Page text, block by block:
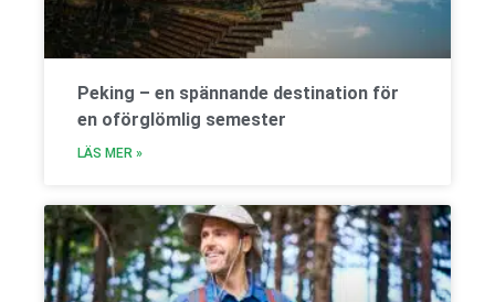
Peking – en spännande destination för
en oförglömlig semester
LÄS MER »